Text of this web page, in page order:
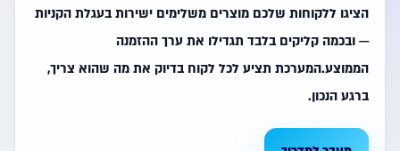
הציגו ללקוחות שלכם מוצרים משלימים ישירות בעגלת הקניות
— ובכמה קליקים בלבד תגדילו את ערך ההזמנה
הממוצע.המערכת תציע לכל לקוח בדיוק את מה שהוא צריך,
ברגע הנכון.